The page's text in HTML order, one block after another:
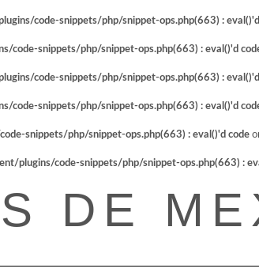
code-snippets/php/snippet-ops.php(663) :
code-snippets/php/snippet-ops.php(663) : eval()'d
code-snippets/php/snippet-ops.php(663) :
code-snippets/php/snippet-ops.php(663) : eval()'d
snippets/php/snippet-ops.php(663) : eval()'d code
plugins/code-snippets/php/snippet-ops.php(663) :
DE